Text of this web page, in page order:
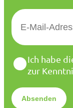
E
M
*
D
a
e
n
Ich habe
zur